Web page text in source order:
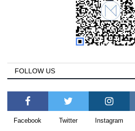
FOLLOW US
Facebook Twitter Instagram